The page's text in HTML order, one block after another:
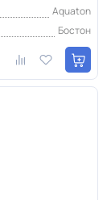
Aquaton
Бостон